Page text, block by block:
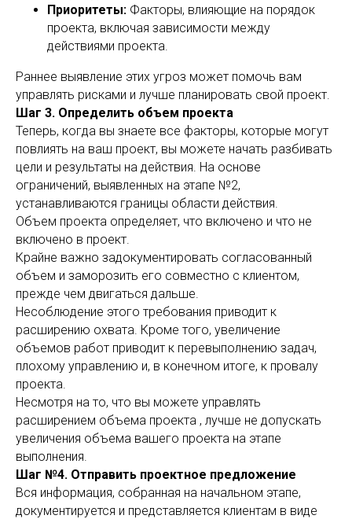
Приоритеты: Факторы, влияющие на порядок
проекта, включая зависимости между
действиями проекта.
Раннее выявление этих угроз может помочь вам
управлять рисками и лучше планировать свой проект.
Шаг 3. Определить объем проекта
Теперь, когда вы знаете все факторы, которые могут
повлиять на ваш проект, вы можете начать разбивать
цели и результаты на действия. На основе
ограничений, выявленных на этапе №2,
устанавливаются границы области действия.
Объем проекта определяет, что включено и что не
включено в проект.
Крайне важно задокументировать согласованный
объем и заморозить его совместно с клиентом,
прежде чем двигаться дальше.
Несоблюдение этого требования приводит к
расширению охвата. Кроме того, увеличение
объемов работ приводит к перевыполнению задач,
плохому управлению и, в конечном итоге, к провалу
проекта.
Несмотря на то, что вы можете управлять
расширением объема проекта , лучше не допускать
увеличения объема вашего проекта на этапе
выполнения.
Шаг №4. Отправить проектное предложение
Вся информация, собранная на начальном этапе,
документируется и представляется клиентам в виде